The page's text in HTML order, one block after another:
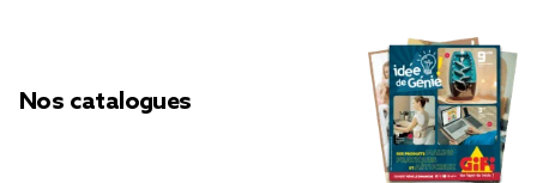
Nos catalogues